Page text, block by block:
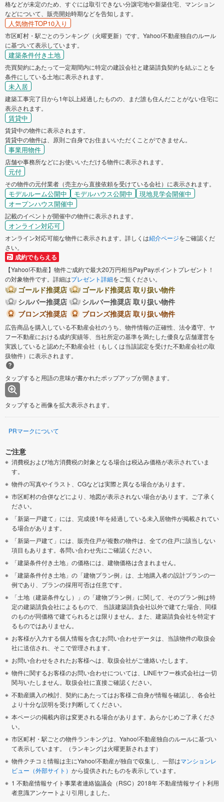
格などが未定のため、すぐには取引できない分譲宅地や新築住宅、マンション
などについて、販売開始時期などを告知します。
人気物件TOP10入り
市区町村・駅ごとのランキング（火曜更新）です。Yahoo!不動産独自のルール
に基づいて表示しています。
建築条件付き土地
売買契約にあたって一定期間内に特定の建設会社と建築請負契約を結ぶことを
条件にしている土地に表示されます。
未入居
建築工事完了日から1年以上経過したものの、まだ誰も住んだことがない住宅に
表示されます。
賃貸中
賃貸中の物件に表示されます。
賃貸中の物件は、原則ご自身でお住まいいただくことができません。
事業用物件
店舗や事務所などにお使いいただける物件に表示されます。
元付
その物件の元付業者（売主から直接依頼を受けている会社）に表示されます。
モデルルーム公開中 モデルハウス公開中
現地見学会開催中
オープンハウス開催中
記載のイベントが開催中の物件に表示されます。
オンライン対応可
オンライン対応可能な物件に表示されます。詳しくは紹介ページをご確認くだ
さい。
成約でもらえる
【Yahoo!不動産】物件ご成約で最大20万円相当PayPayポイントプレゼント！
の対象物件です。詳細はプレゼント詳細をご覧ください。
ゴールド推奨店
ゴールド推奨店 取り扱い物件
シルバー推奨店
シルバー推奨店 取り扱い物件
ブロンズ推奨店
ブロンズ推奨店 取り扱い物件
広告商品を購入している不動産会社のうち、物件情報の正確性、法令遵守、ヤ
フー不動産における成約実績等、当社所定の基準を満たした優良な店舗運営を
実践していると認めた不動産会社（もしくは当該認定を受けた不動産会社の取
扱物件）に表示されます。
タップすると用語の意味が書かれたポップアップが開きます。
タップすると画像を拡大表示されます。
PRマークについて
ご注意
消費税および地方消費税の対象となる場合は税込み価格が表示されていま
す。
物件の写真やイラスト、CGなどは実際と異なる場合があります。
市区町村の合併などにより、地図が表示されない場合があります。ご了承く
ださい。
「新築一戸建て」には、完成後1年を経過している未入居物件が掲載されてい
る場合があります。
「新築一戸建て」には、販売住戸が複数の物件は、全ての住戸に該当しない
項目もあります。各問い合わせ先にご確認ください。
「建築条件付き土地」の価格には、建物価格は含まれません。
「建築条件付き土地」の「建物プラン例」は、土地購入者の設計プランの一
例であり、プランの採用可否は任意です。
「土地（建築条件なし）」の「建物プラン例」に関して、そのプラン例は特
定の建築請負会社によるもので、 当該建築請負会社以外で建てた場合、同様
のものが同価格で建てられるとは限りません。また、建築請負会社を特定す
るものではありません。
お客様が入力する個人情報を含むお問い合わせデータは、当該物件の取扱会
社に送信され、そこで管理されます。
お問い合わせをされたお客様へは、取扱会社がご連絡いたします。
物件に関するお客様のお問い合わせについては、LINEヤフー株式会社は一切
関与いたしません。取扱会社に直接ご確認ください。
不動産購入の検討、契約にあたってはお客様ご自身が情報を確認し、各会社
より十分な説明を受け判断してください。
本ページの掲載内容は変更される場合があります。あらかじめご了承くださ
い。
市区町村・駅ごとの物件ランキングは、Yahoo!不動産独自のルールに基づい
て表示しています。（ランキングは火曜更新されます）
物件クチコミ情報は主にYahoo!不動産が独自で収集し、一部はマンションレ
ビュー（外部サイト） から提供されたものを表示しています。
1 不動産情報サイト事業者連絡協議会（RSC）2018年 不動産情報サイト利用
者意識アンケートより引用しました。